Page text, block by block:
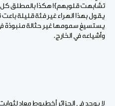
تشابهت قلوبهم}! هكذا بالمطلق كل
يقول بهذا الهراء غير فئة قليلة
يستسيغ سمومها غير حثالة منبوذة في
وأشياعه في الخارج.
لا يوجد في الجزائر أخطبوط معاد